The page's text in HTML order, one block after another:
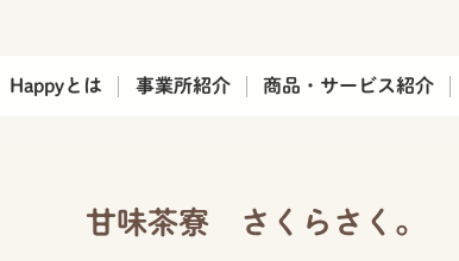
Happyとは 事業所紹介 商品・サービス紹介
甘味茶寮 さくらさく。